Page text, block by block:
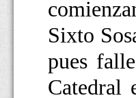
Sixto
pues
Catedral